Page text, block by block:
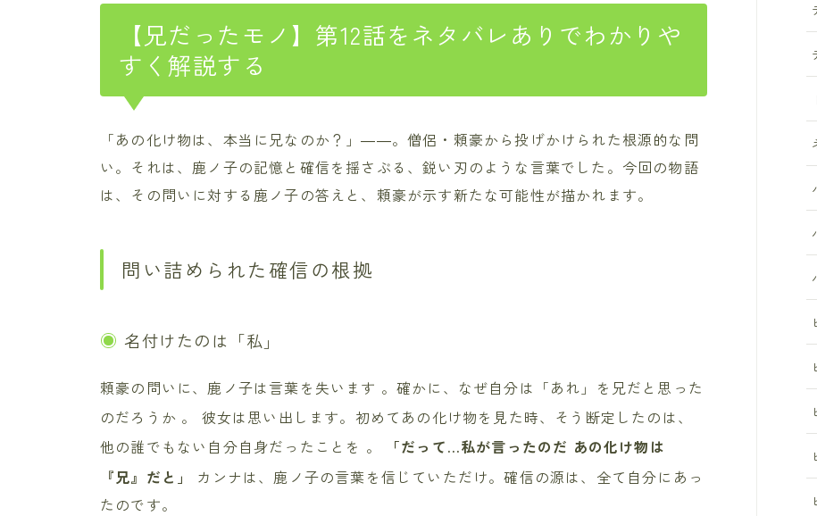
【兄だったモノ】第12話をネタバレありでわかりや
すく解説する
「あの化け物は、本当に兄なのか？」――。僧侶・頼豪から投げかけられた根源的な問
い。それは、鹿ノ子の記憶と確信を揺さぶる、鋭い刃のような言葉でした。今回の物語
は、その問いに対する鹿ノ子の答えと、頼豪が示す新たな可能性が描かれます。
問い詰められた確信の根拠
名付けたのは「私」
頼豪の問いに、鹿ノ子は言葉を失います 。確かに、なぜ自分は「あれ」を兄だと思った
のだろうか 。 彼女は思い出します。初めてあの化け物を見た時、そう断定したのは、
他の誰でもない自分自身だったことを 。
「だって…私が言ったのだ あの化け物は
『兄』だと」
カンナは、鹿ノ子の言葉を信じていただけ。確信の源は、全て自分にあっ
たのです。